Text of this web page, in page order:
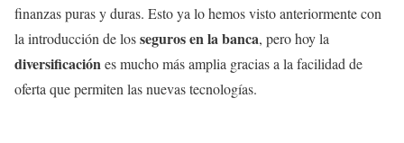
finanzas puras y duras. Esto ya lo hemos visto anteriormente con
la introducción de losseguros en la banca, pero hoy la
diversificaciónes mucho más amplia gracias a la facilidad de
oferta que permiten las nuevas tecnologías.